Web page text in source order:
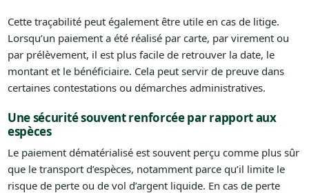
Cette traçabilité peut également être utile en cas de litige.
Lorsqu’un paiement a été réalisé par carte, par virement ou
par prélèvement, il est plus facile de retrouver la date, le
montant et le bénéficiaire. Cela peut servir de preuve dans
certaines contestations ou démarches administratives.
Une sécurité souvent renforcée par rapport aux
espèces
Le paiement dématérialisé est souvent perçu comme plus sûr
que le transport d’espèces, notamment parce qu’il limite le
risque de perte ou de vol d’argent liquide. En cas de perte